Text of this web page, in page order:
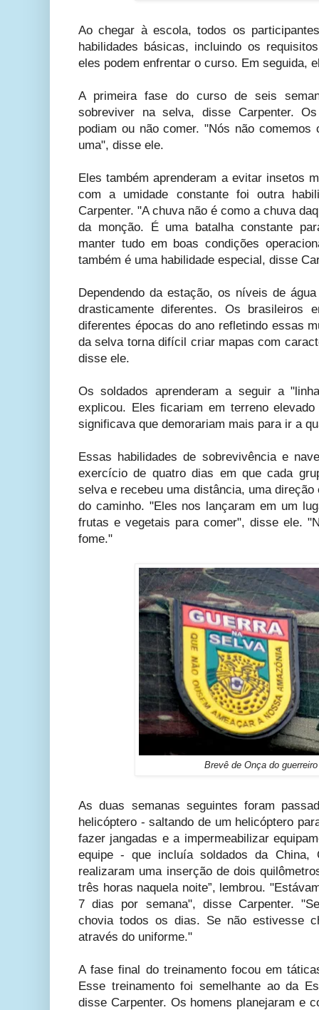
Ao chegar à escola, todos os
habilidades básicas, incluindo os
eles podem enfrentar o curso. Em seguida,
A primeira fase do curso de seis
sobreviver na selva, disse Carpenter.
podiam ou não comer. "Nós não
uma", disse ele.
Eles também aprenderam a evitar insetos
com a umidade constante foi outra
Carpenter. "A chuva não é como a chuva
da monção. É uma batalha constante
manter tudo em boas condições
também é uma habilidade especial, disse
Dependendo da estação, os níveis de
drasticamente diferentes. Os brasileiros
diferentes épocas do ano refletindo essas
da selva torna difícil criar mapas com
disse ele.
Os soldados aprenderam a seguir a
explicou. Eles ficariam em terreno
significava que demorariam mais para ir a
Essas habilidades de sobrevivência e
exercício de quatro dias em que cada
selva e recebeu uma distância, uma
do caminho. "Eles nos lançaram em um
frutas e vegetais para comer", disse ele.
fome."
Brevê de Onça do
As duas semanas seguintes foram
helicóptero - saltando de um helicóptero
fazer jangadas e a impermeabilizar
equipe - que incluía soldados da China,
realizaram uma inserção de dois
três horas naquela noite”, lembrou.
7 dias por semana", disse Carpenter.
chovia todos os dias. Se não estivesse
através do uniforme."
A fase final do treinamento focou em
Esse treinamento foi semelhante ao da
disse Carpenter. Os homens planejaram e